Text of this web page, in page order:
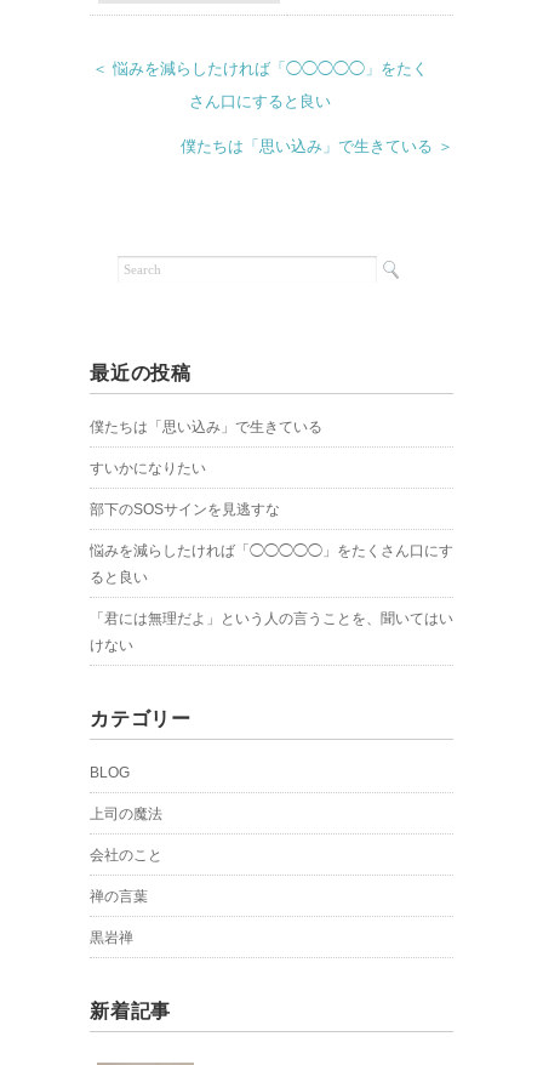
＜ 悩みを減らしたければ「◯◯◯◯◯」をたく
さん口にすると良い
僕たちは「思い込み」で生きている ＞
最近の投稿
僕たちは「思い込み」で生きている
すいかになりたい
部下のSOSサインを見逃すな
悩みを減らしたければ「◯◯◯◯◯」をたくさん口にす
ると良い
「君には無理だよ」という人の言うことを、聞いてはい
けない
カテゴリー
BLOG
上司の魔法
会社のこと
禅の言葉
黒岩禅
新着記事